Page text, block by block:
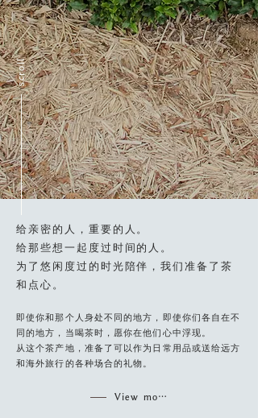
scroll
给亲密的人，重要的人。
给那些想一起度过时间的人。
为了悠闲度过的时光陪伴，我们准备了茶
和点心。
即使你和那个人身处不同的地方，即使你们各自在不
同的地方，当喝茶时，愿你在他们心中浮现。
从这个茶产地，准备了可以作为日常用品或送给远方
和海外旅行的各种场合的礼物。
View more